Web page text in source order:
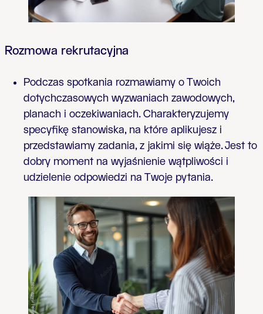
Rozmowa rekrutacyjna
Podczas spotkania rozmawiamy o Twoich
dotychczasowych wyzwaniach zawodowych,
planach i oczekiwaniach. Charakteryzujemy
specyfikę stanowiska, na które aplikujesz i
przedstawiamy zadania, z jakimi się wiąże. Jest to
dobry moment na wyjaśnienie wątpliwości i
udzielenie odpowiedzi na Twoje pytania.